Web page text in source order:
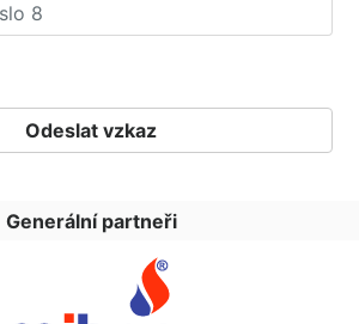
Generální partneři